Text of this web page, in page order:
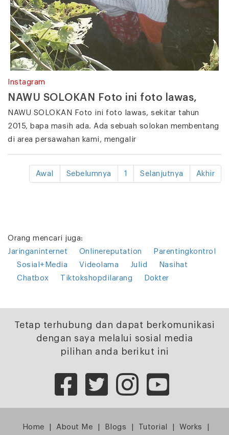
Instagram
NAWU SOLOKAN Foto ini foto lawas,
NAWU SOLOKAN Foto ini foto lawas, sekitar tahun
2015, bapa masih ada. Ada sebuah solokan membentang
di area persawahan kami, mengalir
Awal Sebelumnya 1 Selanjutnya Akhir
Orang mencari juga:
Jaringaninternet
Onlinereputation
Parentingkontrol
Sosial+Media
Videolama Julid
Nasihat
Chatbox
Tiktokshopdilarang Dokter
Tetap terhubung dan dapat berkomunikasi
dengan saya melalui sosial media
pilihan anda berikut ini
Home About Me Blogs Tutorial Works